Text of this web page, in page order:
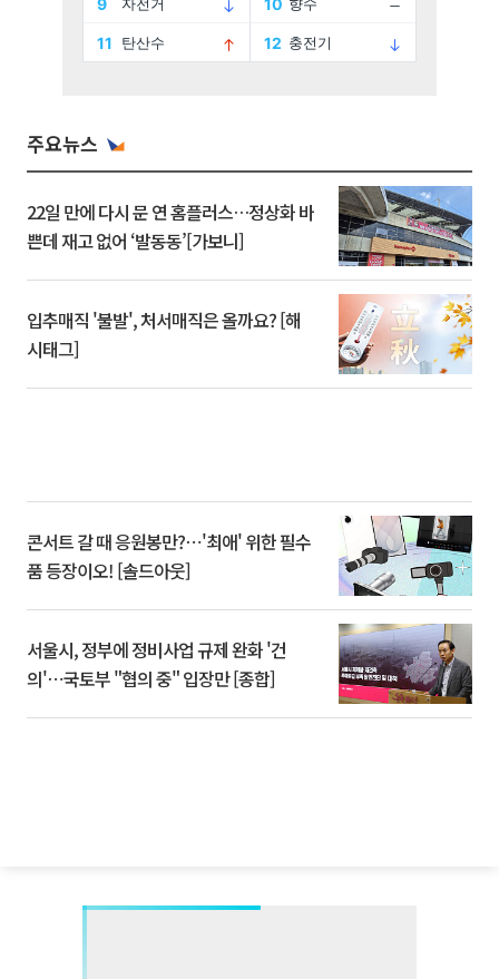
주요뉴스
22일 만에 다시 문 연 홈플러스…정상화 바
쁜데 재고 없어 ‘발동동’[가보니]
입추매직 '불발', 처서매직은 올까요? [해
시태그]
콘서트 갈 때 응원봉만?⋯'최애' 위한 필수
품 등장이오! [솔드아웃]
서울시, 정부에 정비사업 규제 완화 '건
의'⋯국토부 "협의 중" 입장만 [종합]